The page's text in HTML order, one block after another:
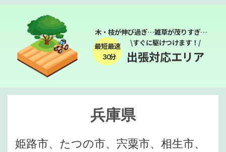
木・枝が伸び過ぎ…雑草が茂りすぎ…
最短最速
３０分
\すぐに駆けつけます！/
出張対応エリア
兵庫県
姫路市、たつの市、宍粟市、相生市、